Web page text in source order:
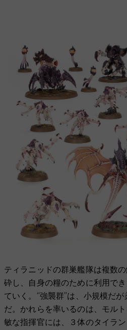
ティラニッドの群巣艦隊は複数
砕し、自身の糧のために利用で
ていく。“強襲群”は、小規模だ
だ。かれらを率いるのは、モル
敏な指揮官には、３体のタイラ